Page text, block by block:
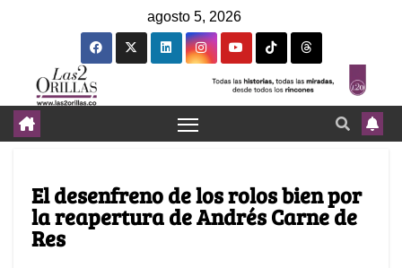
agosto 5, 2026
El desenfreno de los rolos bien por
la reapertura de Andrés Carne de
Res